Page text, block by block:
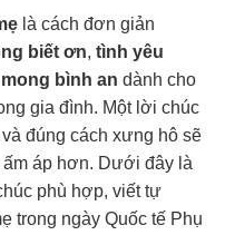
là cách đơn giản
biết ơn, tình yêu
bình an dành cho
gia đình. Một lời chúc
đúng cách xưng hô sẽ
áp hơn. Dưới đây là
phù hợp, viết tự
trong ngày Quốc tế Phụ